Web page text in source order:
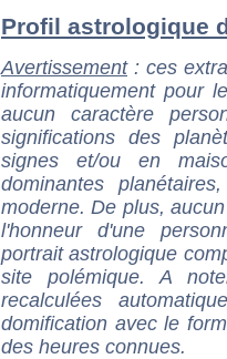
Profil astrologique
Avertissement: ces
informatiquement pour
aucun caractère
significations des
signes et/ou en
dominantes
moderne. De plus,
l'honneur d'une
portrait astrologique
site polémique. A
recalculées
domification avec le
des heures connues.